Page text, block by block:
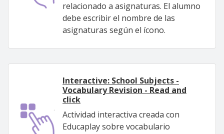
relacionado a asignaturas. El alumno
debe escribir el nombre de las
asignaturas según el ícono.
Interactive: School Subjects -
Vocabulary Revision - Read and
click
Actividad interactiva creada con
Educaplay sobre vocabulario